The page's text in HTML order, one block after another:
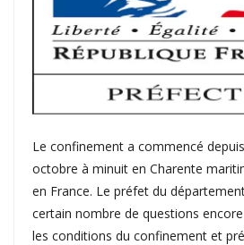
Le confinement a commencé
octobre à minuit en Charente
en France. Le préfet du
certain nombre de questions
les conditions du confinement et